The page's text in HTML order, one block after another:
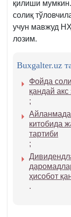
қилиши
солиқ
учун мавжуд
лозим.
Buxgalter.uz
Фойда
қандай
;
китобида
тартиби
;
ҳисобот
.